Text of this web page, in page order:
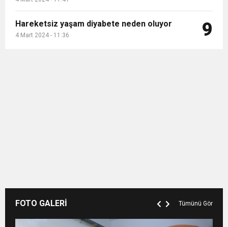
Hareketsiz yaşam diyabete neden oluyor
4 Mart 2024 - 11:36 9
FOTO GALERİ Tümünü Gör